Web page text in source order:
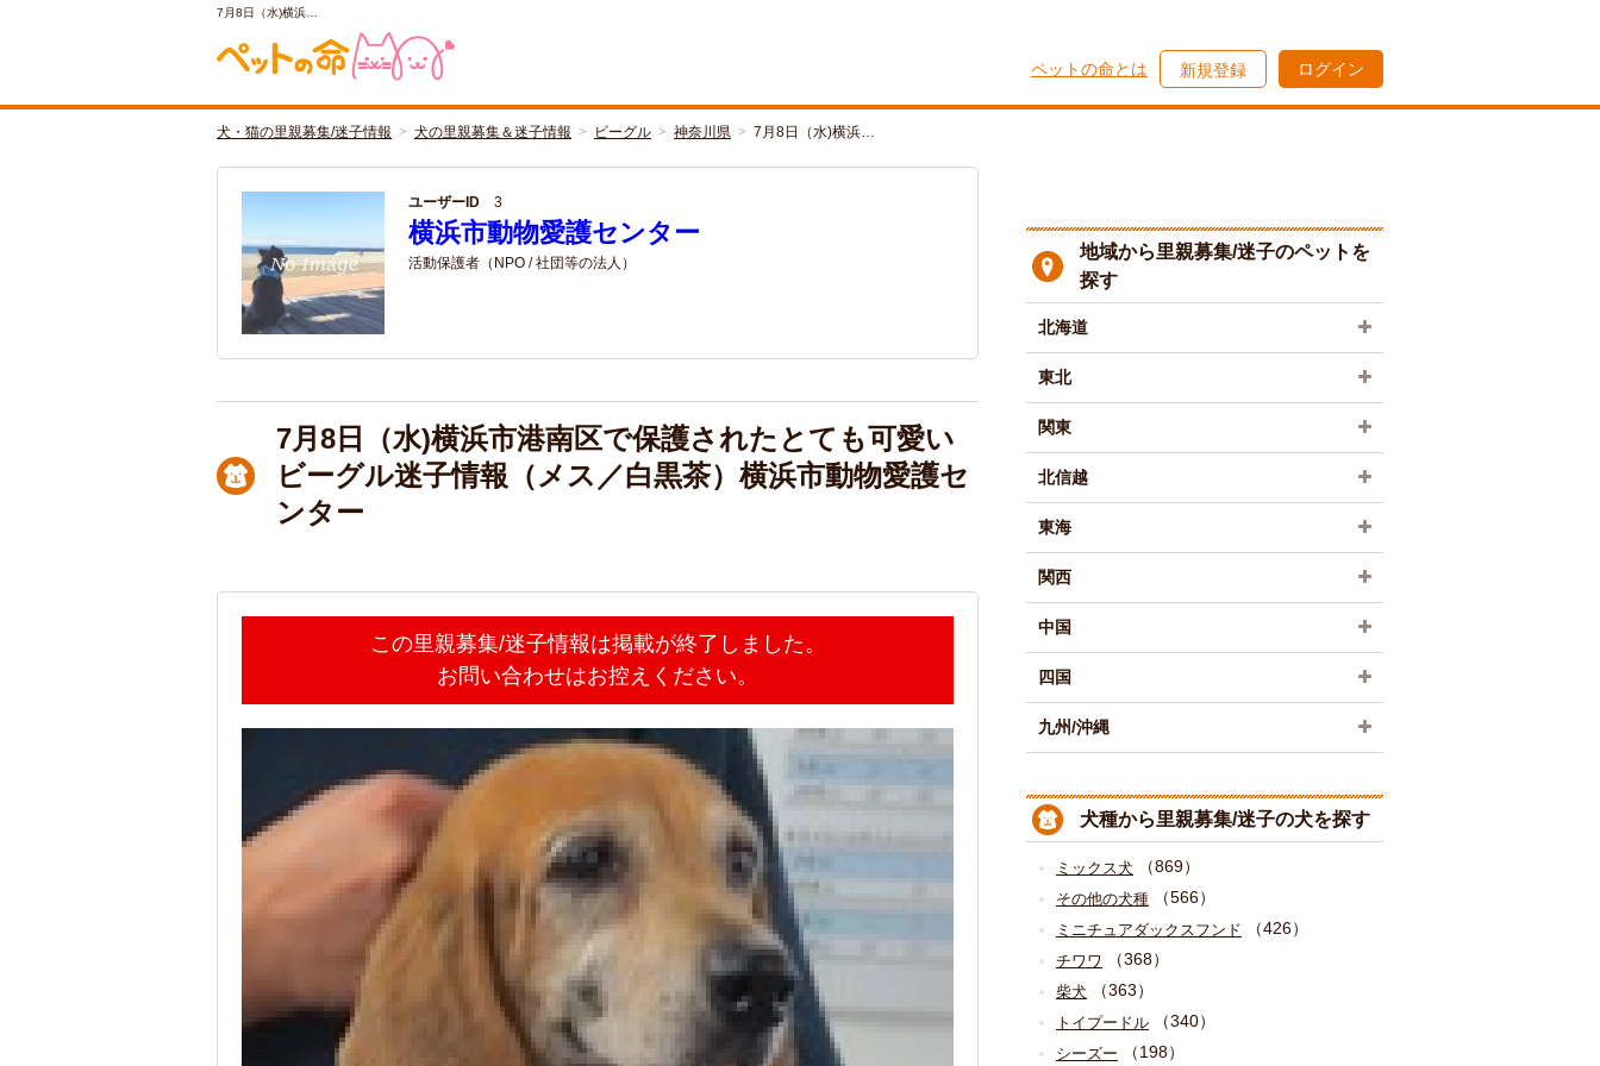
7月8日（水)横浜…
ペットの命とは 新規登録 ログイン
犬・猫の里親募集/迷子情報 犬の里親募集＆迷子情報 ビーグル 神奈川県 7月8日（水)横浜…
ユーザーID 3
横浜市動物愛護センター
活動保護者（NPO / 社団等の法人）
7月8日（水)横浜市港南区で保護されたとても可愛い
ビーグル迷子情報（メス／白黒茶）横浜市動物愛護セ
ンター
この里親募集/迷子情報は掲載が終了しました。
お問い合わせはお控えください。
地域から里親募集/迷子のペットを
探す
北海道
東北
関東
北信越
東海
関西
中国
四国
九州/沖縄
犬種から里親募集/迷子の犬を探す
ミックス犬 （869）
その他の犬種 （566）
ミニチュアダックスフンド （426）
チワワ （368）
柴犬 （363）
トイプードル （340）
シーズー （198）